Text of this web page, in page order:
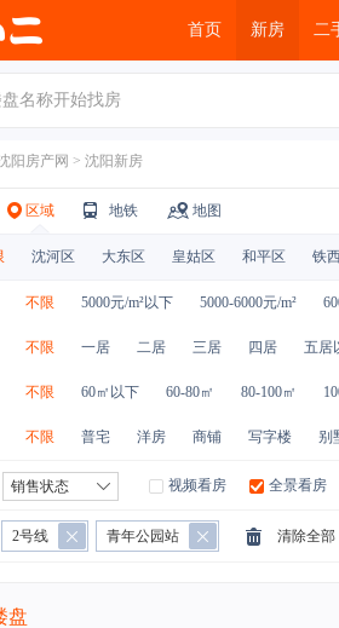
首页 新房 二
阳房产网 > 沈阳新房
区域 地铁 地图
沈河区 大东区 皇姑区 和平区 铁
不限 5000元/m²以下 5000-6000元/m²
不限 一居 二居 三居 四居 五居
不限 60㎡以下 60-80㎡ 80-100㎡
不限 普宅 洋房 商铺 写字楼 别
销售状态 视频看房 全景看房
2号线 青年公园站 清除全部
盘